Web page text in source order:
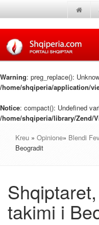
Warning: preg_replace():
/home/shqiperia/application/
Notice: compact(): Undefined
/home/shqiperia/library/Zend/
Kreu » Opinione» Blendi
Beogradit
takimi i